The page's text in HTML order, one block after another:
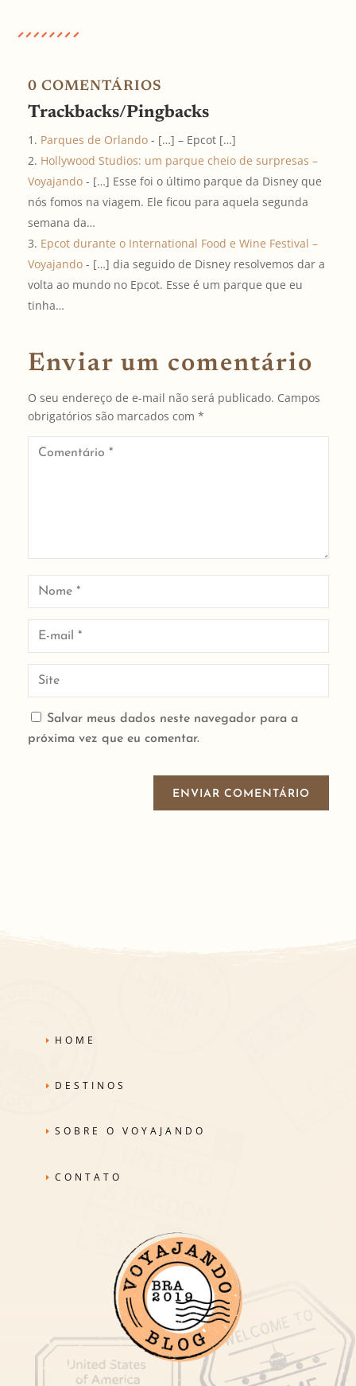
0 COMENTÁRIOS
Trackbacks/Pingbacks
Parques de Orlando- […] – Epcot […]
Hollywood Studios: um parque cheio de surpresas –
Voyajando- […] Esse foi o último parque da Disney que
nós fomos na viagem. Ele ficou para aquela segunda
semana da…
Epcot durante o International Food e Wine Festival –
Voyajando- […] dia seguido de Disney resolvemos dar a
volta ao mundo no Epcot. Esse é um parque que eu
tinha…
Enviar um comentário
O seu endereço de e-mail não será publicado. Campos
obrigatórios são marcados com *
Salvar meus dados neste navegador para a
próxima vez que eu comentar.
ENVIAR COMENTÁRIO
HOME
DESTINOS
SOBRE O VOYAJANDO
CONTATO